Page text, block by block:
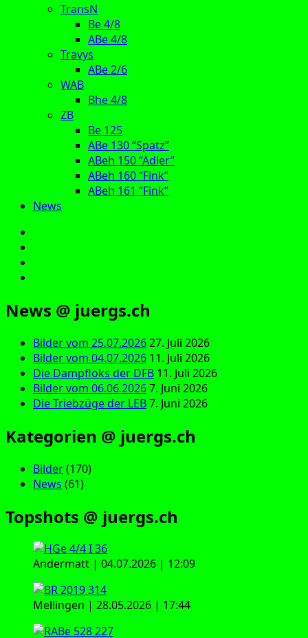
TransN
Be 4/8
ABe 4/8
Travys
ABe 2/6
WAB
Bhe 4/8
ZB
Be 125
ABe 130 “Spatz”
ABeh 150 “Adler”
ABeh 160 “Fink”
ABeh 161 “Fink”
News
News @ juergs.ch
Bilder vom 25.07.202627. Juli 2026
Bilder vom 04.07.2026 11. Juli 2026
Die Dampfloks der DFB 11. Juli 2026
Bilder vom 06.06.20267. Juni 2026
Die Triebzüge der LEB7. Juni 2026
Kategorien @ juergs.ch
Bilder(170)
News (61)
Topshots @ juergs.ch
Andermatt | 04.07.2026 | 12:09
Mellingen | 28.05.2026 | 17:44